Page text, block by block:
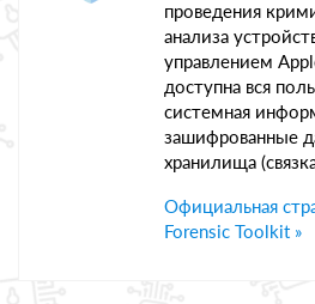
проведения
анализа
управлением
доступна вся
системная
зашифрованные
хранилища
Официальная
Forensic Toolkit »